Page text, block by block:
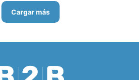
Cargar más